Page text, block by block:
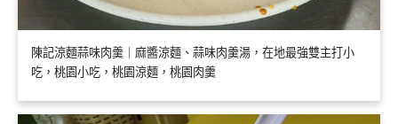
陳記涼麵蒜味肉羹｜麻醬涼麵、蒜味肉羹湯，在地最強雙主打小
吃，桃園小吃，桃園涼麵，桃園肉羹